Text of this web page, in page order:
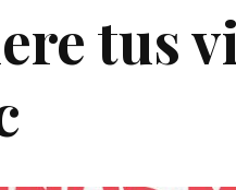
tus